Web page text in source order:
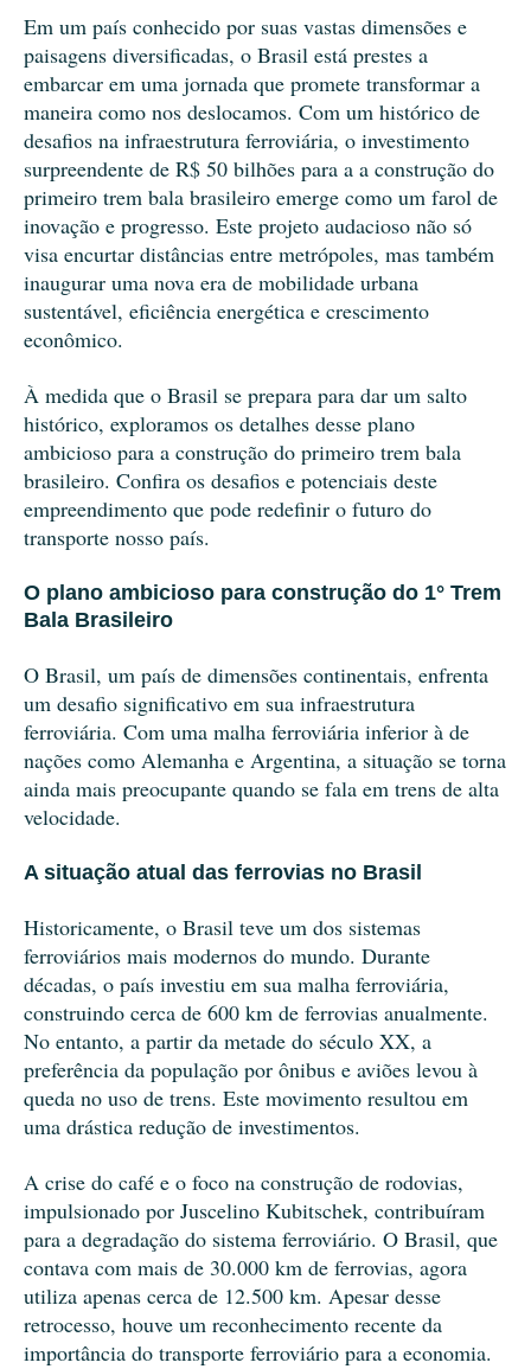
Em um país conhecido por suas vastas dimensões e
paisagens diversificadas, o Brasil está prestes a
embarcar em uma jornada que promete transformar a
maneira como nos deslocamos. Com um histórico de
desafios na infraestrutura ferroviária, o investimento
surpreendente de R$ 50 bilhões para a a construção do
primeiro trem bala brasileiro emerge como um farol de
inovação e progresso. Este projeto audacioso não só
visa encurtar distâncias entre metrópoles, mas também
inaugurar uma nova era de mobilidade urbana
sustentável, eficiência energética e crescimento
econômico.
À medida que o Brasil se prepara para dar um salto
histórico, exploramos os detalhes desse plano
ambicioso para a construção do primeiro trem bala
brasileiro. Confira os desafios e potenciais deste
empreendimento que pode redefinir o futuro do
transporte nosso país.
O plano ambicioso para construção do 1° Trem
Bala Brasileiro
O Brasil, um país de dimensões continentais, enfrenta
um desafio significativo em sua infraestrutura
ferroviária. Com uma malha ferroviária inferior à de
nações como Alemanha e Argentina, a situação se torna
ainda mais preocupante quando se fala em trens de alta
velocidade.
A situação atual das ferrovias no Brasil
Historicamente, o Brasil teve um dos sistemas
ferroviários mais modernos do mundo. Durante
décadas, o país investiu em sua malha ferroviária,
construindo cerca de 600 km de ferrovias anualmente.
No entanto, a partir da metade do século XX, a
preferência da população por ônibus e aviões levou à
queda no uso de trens. Este movimento resultou em
uma drástica redução de investimentos.
A crise do café e o foco na construção de rodovias,
impulsionado por Juscelino Kubitschek, contribuíram
para a degradação do sistema ferroviário. O Brasil, que
contava com mais de 30.000 km de ferrovias, agora
utiliza apenas cerca de 12.500 km. Apesar desse
retrocesso, houve um reconhecimento recente da
importância do transporte ferroviário para a economia.